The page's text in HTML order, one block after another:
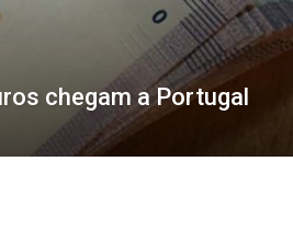
chegam a Portugal